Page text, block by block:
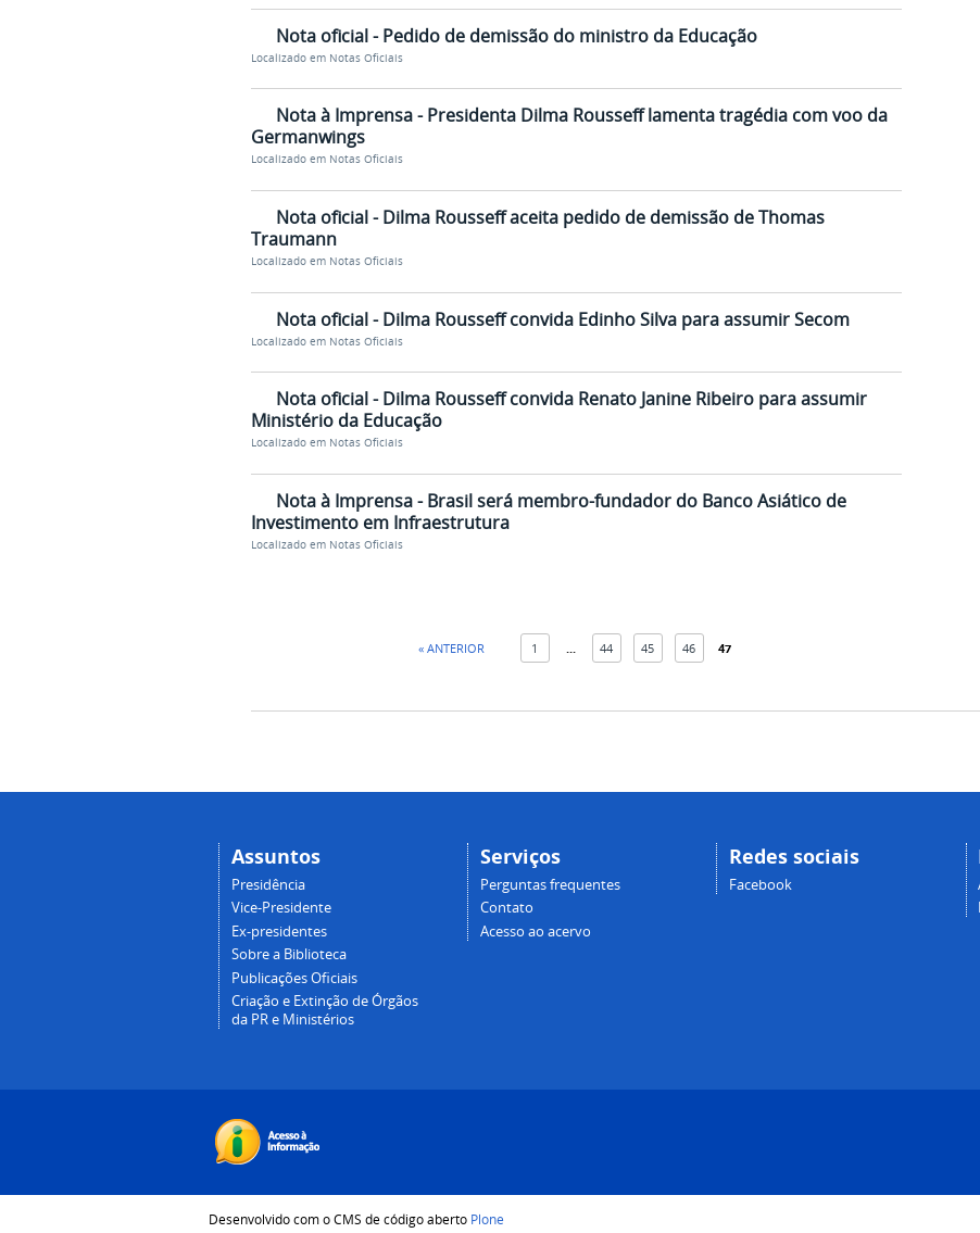
Nota oficial - Pedido de demissão do ministro da Educação
Localizado em Notas Oficiais
Nota à Imprensa - Presidenta Dilma Rousseff lamenta tragédia com voo da
Germanwings
Localizado em Notas Oficiais
Nota oficial - Dilma Rousseff aceita pedido de demissão de Thomas
Traumann
Localizado em Notas Oficiais
Nota oficial - Dilma Rousseff convida Edinho Silva para assumir Secom
Localizado em Notas Oficiais
Nota oficial - Dilma Rousseff convida Renato Janine Ribeiro para assumir
Ministério da Educação
Localizado em Notas Oficiais
Nota à Imprensa - Brasil será membro-fundador do Banco Asiático de
Investimento em Infraestrutura
Localizado em Notas Oficiais
« ANTERIOR 1 ... 44 45 46 47
Assuntos
Presidência
Vice-Presidente
Ex-presidentes
Sobre a Biblioteca
Publicações Oficiais
Criação e Extinção de Órgãos
da PR e Ministérios
Serviços
Perguntas frequentes
Contato
Acesso ao acervo
Redes sociais
Facebook
Desenvolvido com o CMS de código aberto Plone